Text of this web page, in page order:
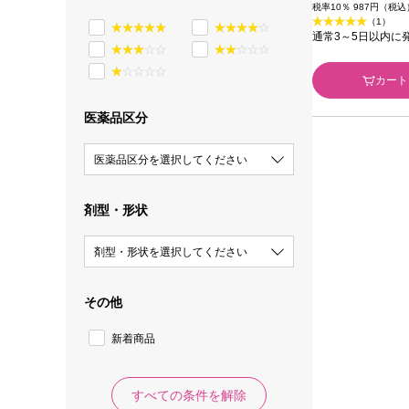
医薬品区分
医薬品区分を選択してください
剤型・形状
剤型・形状を選択してください
その他
新着商品
すべての条件を解除
税率10％ 987円（税込
（1）
通常3～5日以内に
カー